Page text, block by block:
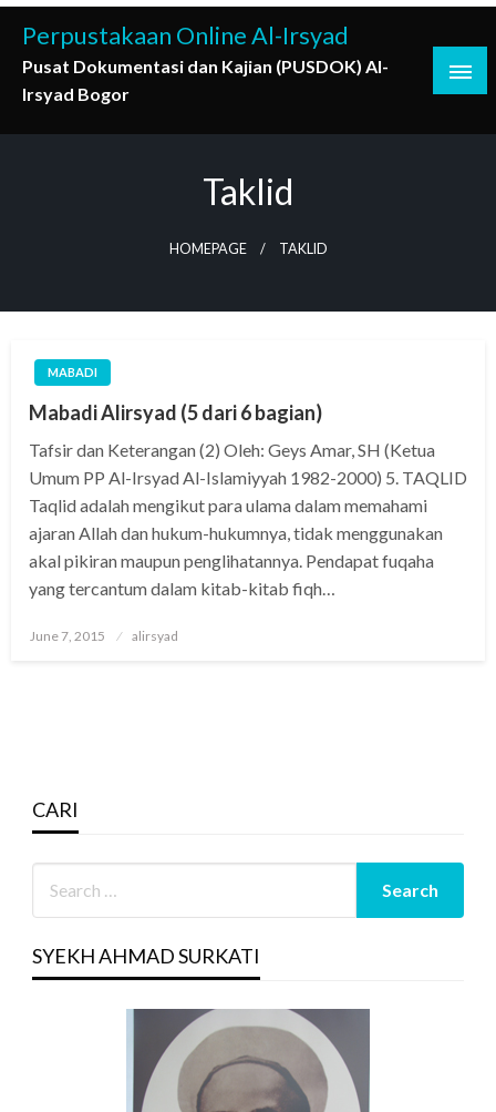
Skip
content
Perpustakaan Online Al-Irsyad
Pusat Dokumentasi dan Kajian (PUSDOK) Al-
Irsyad Bogor
Taklid
HOMEPAGE TAKLID
MABADI
Mabadi Alirsyad (5 dari 6 bagian)
Tafsir dan Keterangan (2) Oleh: Geys Amar, SH (Ketua
Umum PP Al-Irsyad Al-Islamiyyah 1982-2000) 5. TAQLID
Taqlid adalah mengikut para ulama dalam memahami
ajaran Allah dan hukum-hukumnya, tidak menggunakan
akal pikiran maupun penglihatannya. Pendapat fuqaha
yang tercantum dalam kitab-kitab fiqh…
Posted
June 7, 2015 alirsyad
CARI
SYEKH AHMAD SURKATI